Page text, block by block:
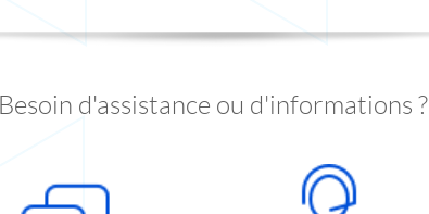
Besoin d'assistance ou d'informations ?